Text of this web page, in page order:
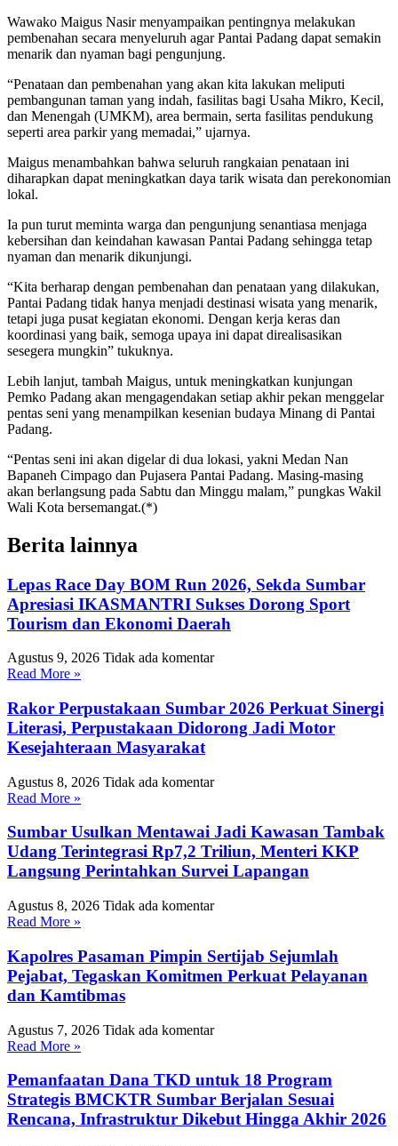
Wawako Maigus Nasir menyampaikan pentingnya melakukan
pembenahan secara menyeluruh agar Pantai Padang dapat semakin
menarik dan nyaman bagi pengunjung.
“Penataan dan pembenahan yang akan kita lakukan meliputi
pembangunan taman yang indah, fasilitas bagi Usaha Mikro, Kecil,
dan Menengah (UMKM), area bermain, serta fasilitas pendukung
seperti area parkir yang memadai,” ujarnya.
Maigus menambahkan bahwa seluruh rangkaian penataan ini
diharapkan dapat meningkatkan daya tarik wisata dan perekonomian
lokal.
Ia pun turut meminta warga dan pengunjung senantiasa menjaga
kebersihan dan keindahan kawasan Pantai Padang sehingga tetap
nyaman dan menarik dikunjungi.
“Kita berharap dengan pembenahan dan penataan yang dilakukan,
Pantai Padang tidak hanya menjadi destinasi wisata yang menarik,
tetapi juga pusat kegiatan ekonomi. Dengan kerja keras dan
koordinasi yang baik, semoga upaya ini dapat direalisasikan
sesegera mungkin” tukuknya.
Lebih lanjut, tambah Maigus, untuk meningkatkan kunjungan
Pemko Padang akan mengagendakan setiap akhir pekan menggelar
pentas seni yang menampilkan kesenian budaya Minang di Pantai
Padang.
“Pentas seni ini akan digelar di dua lokasi, yakni Medan Nan
Bapaneh Cimpago dan Pujasera Pantai Padang. Masing-masing
akan berlangsung pada Sabtu dan Minggu malam,” pungkas Wakil
Wali Kota bersemangat.(*)
Berita lainnya
Lepas Race Day BOM Run 2026, Sekda Sumbar
Apresiasi IKASMANTRI Sukses Dorong Sport
Tourism dan Ekonomi Daerah
Agustus 9, 2026 Tidak ada komentar
Read More »
Rakor Perpustakaan Sumbar 2026 Perkuat Sinergi
Literasi, Perpustakaan Didorong Jadi Motor
Kesejahteraan Masyarakat
Agustus 8, 2026 Tidak ada komentar
Read More »
Sumbar Usulkan Mentawai Jadi Kawasan Tambak
Udang Terintegrasi Rp7,2 Triliun, Menteri KKP
Langsung Perintahkan Survei Lapangan
Agustus 8, 2026 Tidak ada komentar
Read More »
Kapolres Pasaman Pimpin Sertijab Sejumlah
Pejabat, Tegaskan Komitmen Perkuat Pelayanan
dan Kamtibmas
Agustus 7, 2026 Tidak ada komentar
Read More »
Pemanfaatan Dana TKD untuk 18 Program
Strategis BMCKTR Sumbar Berjalan Sesuai
Rencana, Infrastruktur Dikebut Hingga Akhir 2026